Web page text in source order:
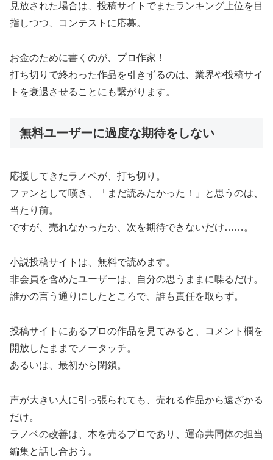
見放された場合は、投稿サイトでまたランキング上位を目
指しつつ、コンテストに応募。
お金のために書くのが、プロ作家！
打ち切りで終わった作品を引きずるのは、業界や投稿サイ
トを衰退させることにも繋がります。
無料ユーザーに過度な期待をしない
応援してきたラノベが、打ち切り。
ファンとして嘆き、「まだ読みたかった！」と思うのは、
当たり前。
ですが、売れなかったか、次を期待できないだけ……。
小説投稿サイトは、無料で読めます。
非会員を含めたユーザーは、自分の思うままに喋るだけ。
誰かの言う通りにしたところで、誰も責任を取らず。
投稿サイトにあるプロの作品を見てみると、コメント欄を
開放したままでノータッチ。
あるいは、最初から閉鎖。
声が大きい人に引っ張られても、売れる作品から遠ざかる
だけ。
ラノベの改善は、本を売るプロであり、運命共同体の担当
編集と話し合おう。